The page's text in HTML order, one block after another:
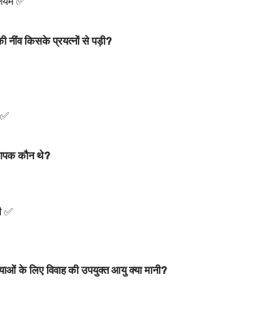
नींव किसके प्रयत्नों से पड़ी?
कौन थे?
✅
के लिए विवाह की उपयुक्त आयु क्या मानी?